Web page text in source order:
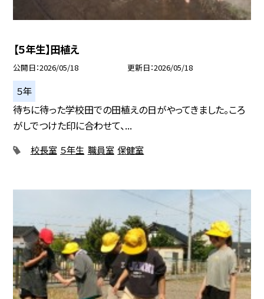
【５年生】田植え
公開日 2026/05/18 更新日 2026/05/18
５年
待ちに待った学校田での田植えの日がやってきました。ころ
がしでつけた印に合わせて、...
校長室 ５年生 職員室 保健室